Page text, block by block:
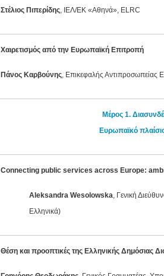
Στέλιος Πιπερίδης, ΙΕΛ/ΕΚ «Αθηνά», ELRC
Χαιρετισμός από την Ευρωπαϊκή Επιτροπή
Πάνος Καρβούνης, Επικεφαλής Αντιπροσωπείας
Μέρος 1.
Ευρωπαϊκό
Connecting public services across Europe:
Aleksandra Wesolowska, Γενική
Ελληνικά)
Θέση και προοπτικές της Ελληνικής Δημόσιας